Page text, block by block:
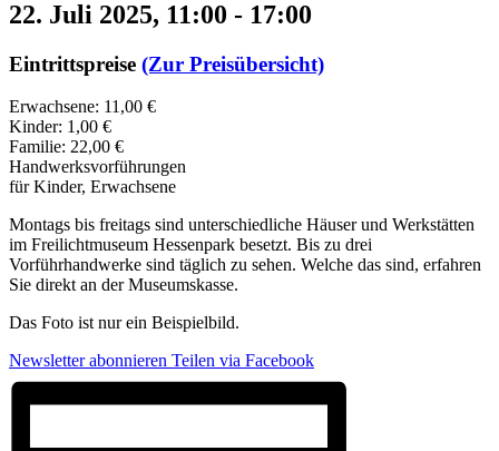
22. Juli 2025, 11:00 - 17:00
Eintrittspreise (Zur Preisübersicht)
Erwachsene: 11,00 €
Kinder: 1,00 €
Familie: 22,00 €
Handwerksvorführungen
für Kinder, Erwachsene
Montags bis freitags sind unterschiedliche Häuser und Werkstätten
im Freilichtmuseum Hessenpark besetzt. Bis zu drei
Vorführhandwerke sind täglich zu sehen. Welche das sind, erfahren
Sie direkt an der Museumskasse.
Das Foto ist nur ein Beispielbild.
Newsletter abonnieren Teilen via Facebook